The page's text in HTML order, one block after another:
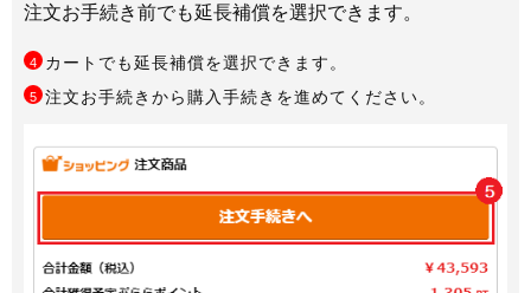
注文お手続き前でも延長補償を選択できます。
4 カートでも延長補償を選択できます。
5 注文お手続きから購入手続きを進めてください。